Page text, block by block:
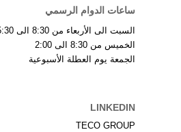
ساعات الدوام الرسمي
السبت الى الأربعاء من 8:30 الى 5:30
الخميس من 8:30 الى 2:00
الجمعة يوم العطلة الأسبوعية
LINKEDIN
TECO GROUP